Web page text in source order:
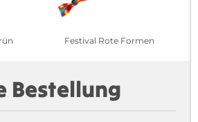
Festival Rote Formen
Bestellung